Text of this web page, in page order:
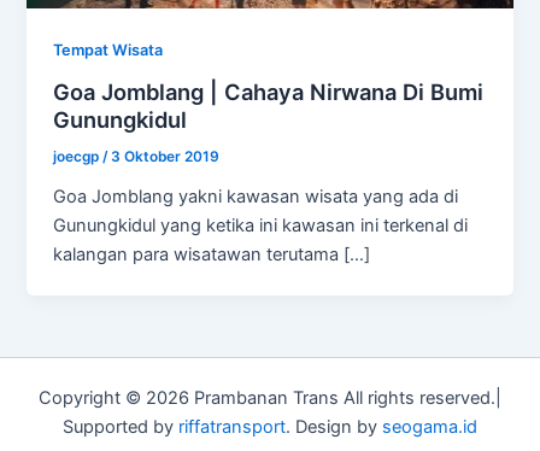
Tempat Wisata
Goa Jomblang | Cahaya Nirwana Di Bumi
Gunungkidul
joecgp /3 Oktober 2019
Goa Jomblang yakni kawasan wisata yang ada di
Gunungkidul yang ketika ini kawasan ini terkenal di
kalangan para wisatawan terutama […]
Copyright © 2026 Prambanan Trans All rights reserved.|
Supported by riffatransport. Design by seogama.id